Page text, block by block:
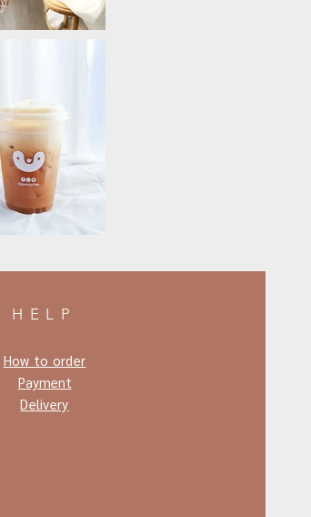
HELP
How to order
Payment
Delivery